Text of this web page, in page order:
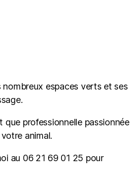
nombreux espaces verts et ses
professionnelle passionnée
animal.
au 06 21 69 01 25 pour